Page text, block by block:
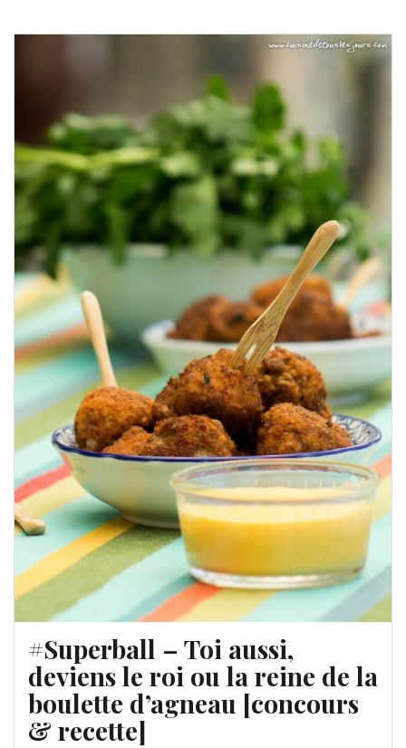
#Superball – Toi aussi,
deviens le roi ou la reine de la
boulette d’agneau [concours
& recette]